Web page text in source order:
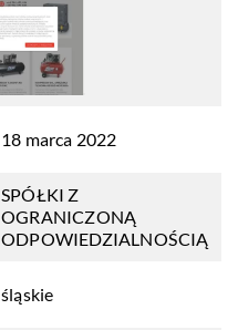
18 marca 2022
SPÓŁKI Z
OGRANICZONĄ
ODPOWIEDZIALNOŚCIĄ
śląskie